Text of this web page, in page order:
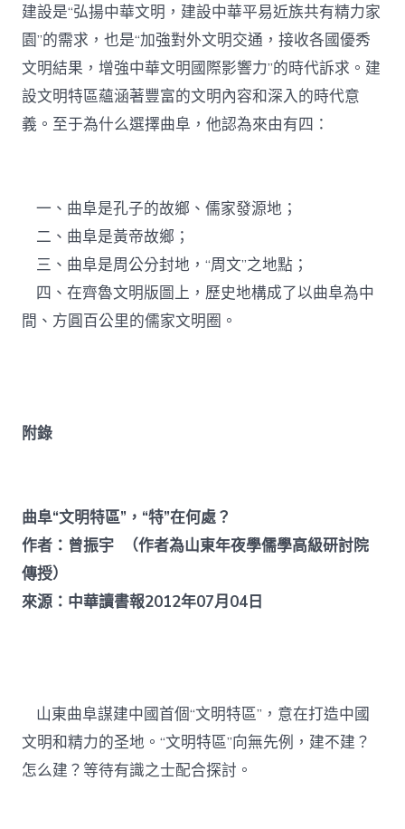
建設是“弘揚中華文明，建設中華平易近族共有精力家
園”的需求，也是“加強對外文明交通，接收各國優秀
文明結果，增強中華文明國際影響力”的時代訴求。建
設文明特區蘊涵著豐富的文明內容和深入的時代意
義。至于為什么選擇曲阜，他認為來由有四：
一、曲阜是孔子的故鄉、儒家發源地；
二、曲阜是黃帝故鄉；
三、曲阜是周公分封地，“周文”之地點；
四、在齊魯文明版圖上，歷史地構成了以曲阜為中
間、方圓百公里的儒家文明圈。
附錄
曲阜“文明特區”，“特”在何處？
作者：曾振宇 （作者為山東年夜學儒學高級研討院
傳授）
來源：中華讀書報2012年07月04日
山東曲阜謀建中國首個“文明特區”，意在打造中國
文明和精力的圣地。“文明特區”向無先例，建不建？
怎么建？等待有識之士配合探討。